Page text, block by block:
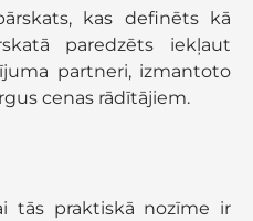
kas definēts kā
paredzēts iekļaut
partneri, izmantoto
cenas rādītājiem.
tās praktiskā nozīme ir